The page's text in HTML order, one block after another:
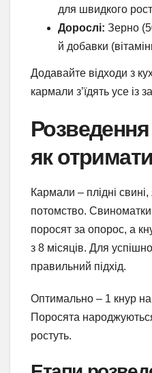
для швидкого
Дорослі: Зерно
й добавки
Додавайте відходи з
кармали з’їдять усе із
як
Кармали – плідні свині,
потомство.
поросят за опорос, а
з 8 місяців. Для
правильний підхід.
Оптимально – 1 кнур
Поросята
ростуть.